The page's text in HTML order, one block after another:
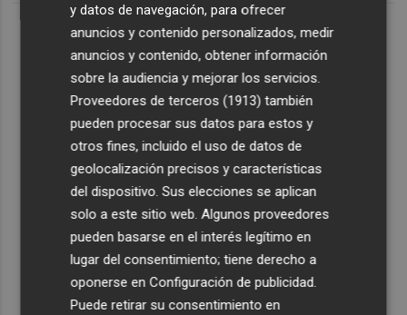
y datos de navegación, para ofrecer
anuncios y contenido personalizados, medir
anuncios y contenido, obtener información
sobre la audiencia y mejorar los servicios.
Proveedores de terceros (1913) también
pueden procesar sus datos para estos y
otros fines, incluido el uso de datos de
geolocalización precisos y características
del dispositivo. Sus elecciones se aplican
solo a este sitio web. Algunos proveedores
pueden basarse en el interés legítimo en
lugar del consentimiento; tiene derecho a
oponerse enConfiguración de publicidad.
Puede retirar su consentimiento en